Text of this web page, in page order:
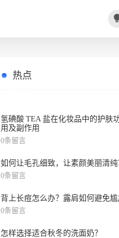
热点
氢碘酸 TEA 盐在化妆品中的护肤
用及副作用
0条留言
如何让毛孔细致，让素颜美丽清纯
0条留言
背上长痘怎么办？露肩如何避免尴
0条留言
怎样选择适合秋冬的洗面奶？